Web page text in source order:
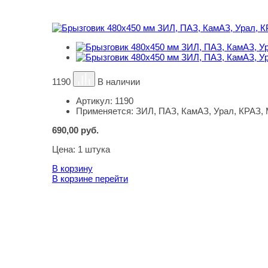
1190
В наличии
Артикул: 1190
Применяется: ЗИЛ, ПАЗ, КамАЗ, Урал, КРАЗ,
690,00 руб.
Цена: 1 штука
В корзину
В корзине перейти